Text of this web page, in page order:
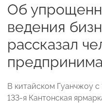
Об
ведения
рассказал
В китайском Гуанчжоу с
133-я Кантонская